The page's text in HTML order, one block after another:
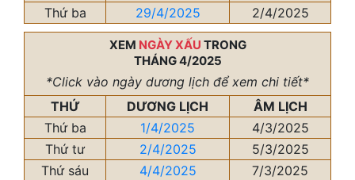
Thứ ba
29/4/2025 2/4/2025
XEM NGÀY XẤU TRONG
THÁNG 4/2025
*Click vào ngày dương lịch để xem chi tiết*
THỨ
DƯƠNG LỊCH
ÂM LỊCH
Thứ ba
1/4/2025
4/3/2025
Thứ tư
2/4/2025
5/3/2025
Thứ sáu
4/4/2025
7/3/2025